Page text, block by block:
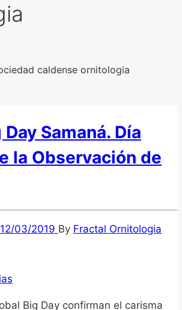
caldense ornitologia
Samaná. Día
la Observación de
12/03/2019 By Fractal Ornitologia
Big Day confirman el carisma